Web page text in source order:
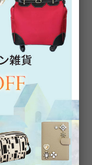
て発送いたしま
ございます。あ
願いいたします。
欄にご記入くださ
ルにお入れして発
とは関連がござ
を透明の袋とリボ